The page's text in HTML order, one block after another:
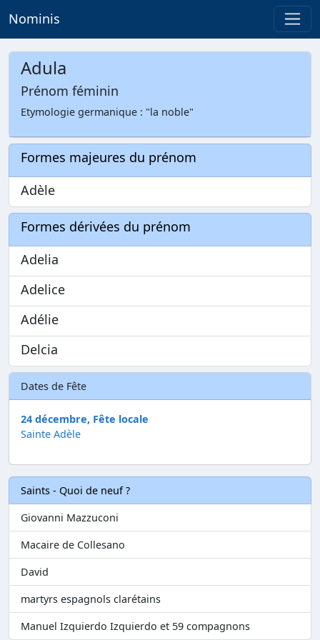
Nominis
Adula
Prénom féminin
Etymologie germanique : "la noble"
Formes majeures du prénom
Adèle
Formes dérivées du prénom
Adelia
Adelice
Adélie
Delcia
Dates de Fête
24 décembre, Fête locale
Sainte Adèle
Saints - Quoi de neuf ?
Giovanni Mazzuconi
Macaire de Collesano
David
martyrs espagnols clarétains
Manuel Izquierdo Izquierdo et 59 compagnons